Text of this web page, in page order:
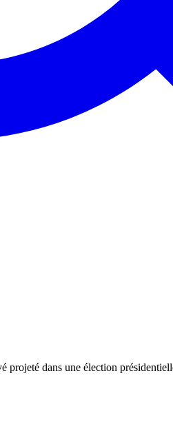
projeté dans une élection